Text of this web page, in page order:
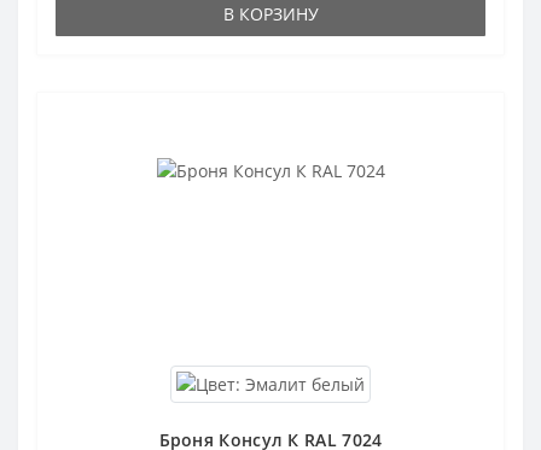
В КОРЗИНУ
Броня Консул К RAL 7024